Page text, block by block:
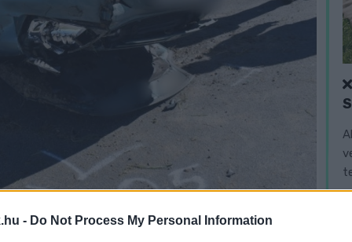
- Do Not Process My Personal Information